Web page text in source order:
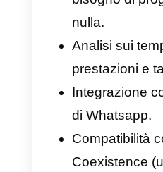
su più
Instagram,
e anche
sviluppata
Callbell. Il
casella di